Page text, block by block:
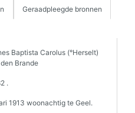
Geraadpleegde bronnen
Baptista Carolus (°Herselt)
Brande
.
1913 woonachtig te Geel.